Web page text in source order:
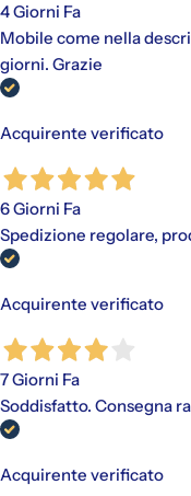
4 Giorni Fa
Mobile come nella
giorni. Grazie
Acquirente verificato
6 Giorni Fa
Spedizione regolare,
Acquirente verificato
7 Giorni Fa
Soddisfatto. Consegna
Acquirente verificato